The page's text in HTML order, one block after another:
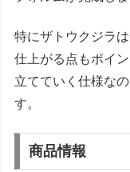
特にザトウクジラ
仕上がる点もポイ
立てていく仕様な
す。
商品情報